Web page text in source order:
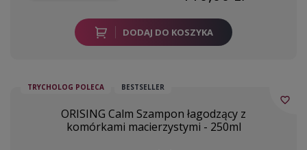
DODAJ DO KOSZYKA
TRYCHOLOG POLECA BESTSELLER
ORISING Calm Szampon łagodzący z
komórkami macierzystymi - 250ml
favorite_border